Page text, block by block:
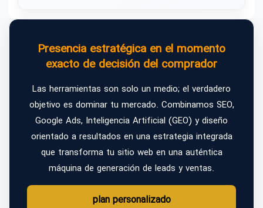
Presencia estratégica en el momento
exacto de decisión del comprador
Las herramientas son solo un medio; el verdadero
objetivo es dominar tu mercado. Combinamos SEO,
Google Ads, Inteligencia Artificial (GEO) y diseño
orientado a resultados en una estrategia integrada
que transforma tu sitio web en una auténtica
máquina de generación de leads y ventas.
plan personalizado